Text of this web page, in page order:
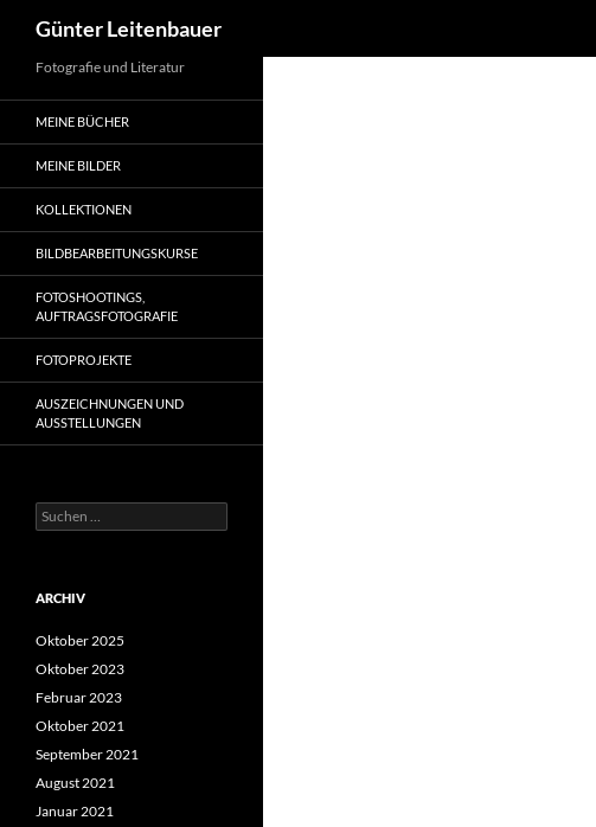
Inhalt
springen
Günter Leitenbauer
Fotografie und Literatur
MEINE BÜCHER
MEINE BILDER
KOLLEKTIONEN
BILDBEARBEITUNGSKURSE
FOTOSHOOTINGS,
AUFTRAGSFOTOGRAFIE
FOTOPROJEKTE
AUSZEICHNUNGEN UND
AUSSTELLUNGEN
Suche
nach:
ARCHIV
Oktober 2025
Oktober 2023
Februar 2023
Oktober 2021
September 2021
August 2021
Januar 2021